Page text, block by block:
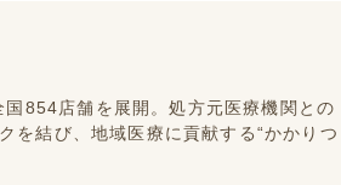
854店舗を展開。処方元医療機関との
を結び、地域医療に貢献する“かかりつ